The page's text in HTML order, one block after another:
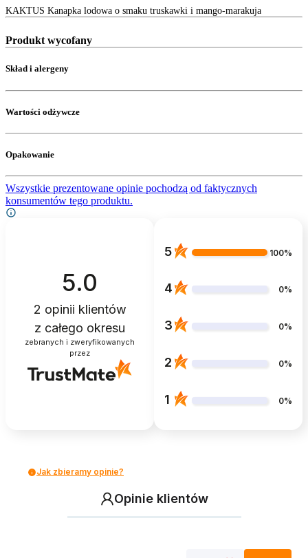
KAKTUS Kanapka lodowa o smaku truskawki i mango-marakuja
Produkt wycofany
Skład i alergeny
Wartości odżywcze
Opakowanie
Wszystkie prezentowane opinie pochodzą od faktycznych
konsumentów tego produktu.
5.0
2 opinii klientów
z całego okresu
zebranych i zweryfikowanych
przez
5 100%
4 0%
3 0%
2 0%
1 0%
Jak zbieramy opinie?
Opinie klientów